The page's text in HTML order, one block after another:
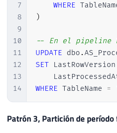
7
8
9
10
11
12
13
14
WHERE
)
-- En el pipeline
UPDATE dbo .
SET LastRowVersion
WHERE TableName =
Patrón 3, Partición de